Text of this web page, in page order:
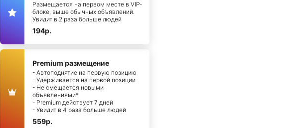
Размещается на первом месте в VIP-
блоке, выше обычных объявлений.
Увидит в 2 раза больше людей
194р.
Premium размещение
- Автоподнятие на первую позицию
- Удерживается на первой позиции
- Не смещается новыми
объявлениями*
- Premium действует 7 дней
- Увидит в 4 раза больше людей
559р.